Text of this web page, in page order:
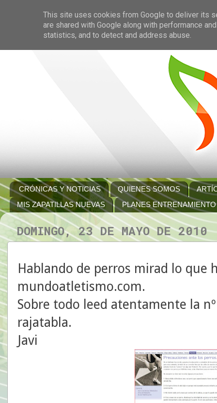
CRÓNICAS Y NOTICIAS QUIENES SOMOS
MIS ZAPATILLAS NUEVAS
PLANES ENTRENAMIENTO
DOMINGO, 23 DE MAYO DE 2010
Hablando de perros mirad lo que
mundoatletismo.com.
Sobre todo leed atentamente la
rajatabla.
Javi
This site uses cookies from Google to deliver its
are shared with Google along with performance
statistics, and to detect and address abuse.